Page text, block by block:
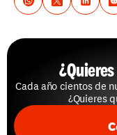
Cada año cientos de
¿Quieres